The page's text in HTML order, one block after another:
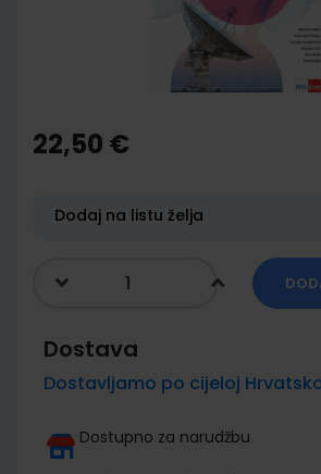
the
beginning
gallery
22,50 €
Dodaj na listu želja
Dostava
Dostavljamo po cijeloj
Dostupno za narudžbu